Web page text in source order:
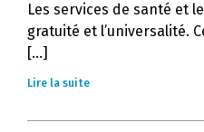
Les services de santé et
gratuité et l’universalité.
[...]
Lire la suite